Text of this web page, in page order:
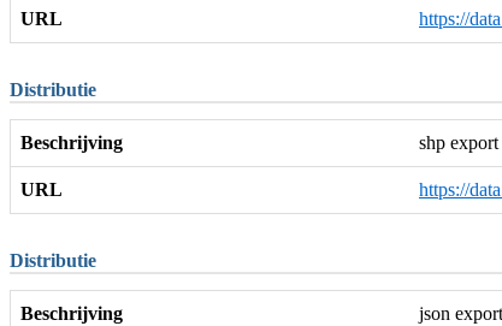
URL https://
Distributie
Beschrijving shp
URL https://
Distributie
Beschrijving json